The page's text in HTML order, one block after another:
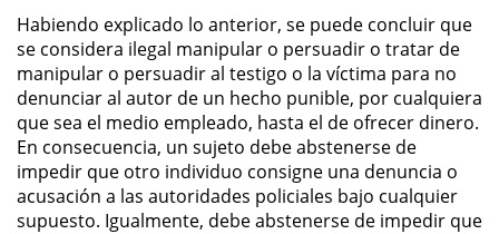
Conducta Lasciva
Copulación Oral Forzada
Estupro
Exposición Indecente
Habiendo explicado lo anterior, se puede concluir que
se considera ilegal manipular o persuadir o tratar de
manipular o persuadir al testigo o la víctima para no
denunciar al autor de un hecho punible, por cualquiera
que sea el medio empleado, hasta el de ofrecer dinero.
En consecuencia, un sujeto debe abstenerse de
impedir que otro individuo consigne una denuncia o
acusación a las autoridades policiales bajo cualquier
supuesto. Igualmente, debe abstenerse de impedir que